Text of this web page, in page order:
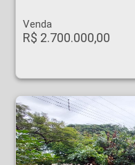
Venda
R$ 2.700.000,00